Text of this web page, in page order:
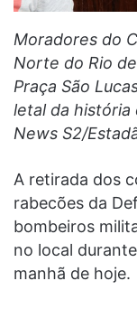
Moradores do
Norte do Rio
Praça São
letal da história
News S2/
A retirada dos
rabecões da
bombeiros
no local
manhã de hoje.